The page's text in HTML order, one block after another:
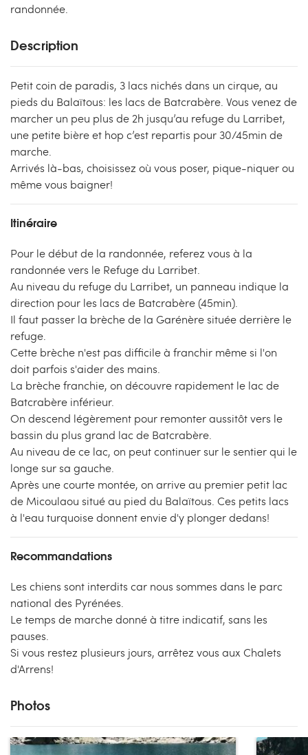
randonnée.
Description
Petit coin de paradis, 3 lacs nichés dans un cirque, au
pieds du Balaïtous: les lacs de Batcrabère. Vous venez de
marcher un peu plus de 2h jusqu’au refuge du Larribet,
une petite bière et hop c’est repartis pour 30/45min de
marche.
Arrivés là-bas, choisissez où vous poser, pique-niquer ou
même vous baigner!
Itinéraire
Pour le début de la randonnée, referez vous à la
randonnée vers le Refuge du Larribet.
Au niveau du refuge du Larribet, un panneau indique la
direction pour les lacs de Batcrabère (45min).
Il faut passer la brèche de la Garénère située derrière le
refuge.
Cette brèche n'est pas difficile à franchir même si l'on
doit parfois s'aider des mains.
La brèche franchie, on découvre rapidement le lac de
Batcrabère inférieur.
On descend légèrement pour remonter aussitôt vers le
bassin du plus grand lac de Batcrabère.
Au niveau de ce lac, on peut continuer sur le sentier qui le
longe sur sa gauche.
Après une courte montée, on arrive au premier petit lac
de Micoulaou situé au pied du Balaïtous. Ces petits lacs
à l'eau turquoise donnent envie d'y plonger dedans!
Recommandations
Les chiens sont interdits car nous sommes dans le parc
national des Pyrénées.
Le temps de marche donné à titre indicatif, sans les
pauses.
Si vous restez plusieurs jours, arrêtez vous aux Chalets
d'Arrens!
Photos